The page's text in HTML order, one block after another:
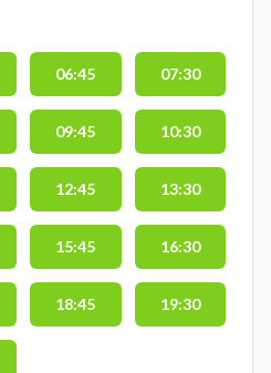
06:45 07:30
09:45 10:30
12:45 13:30
15:45 16:30
18:45 19:30